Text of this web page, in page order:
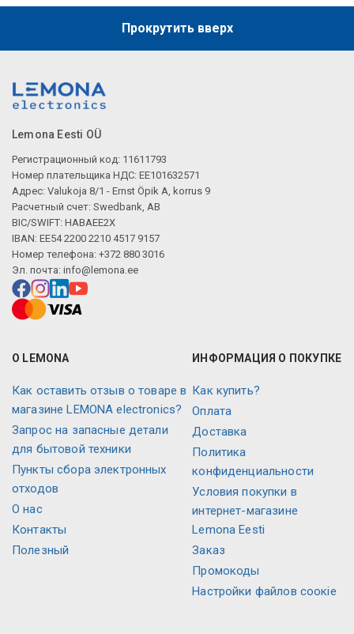
Описание искусственного интеллекта
Прокрутить вверх
Lemona Eesti OÜ
Регистрационный код: 11611793
Номер плательщика НДС: EE101632571
Адрес: Valukoja 8/1 - Ernst Öpik A, korrus 9
Расчетный счет: Swedbank, AB
BIC/SWIFT: HABAEE2X
IBAN: EE54 2200 2210 4517 9157
Номер телефона: +372 880 3016
Эл. почта: info@lemona.ee
О LEMONA
Как оставить отзыв о товаре в
магазине LEMONA electronics?
Запрос на запасные детали
для бытовой техники
Пункты сбора электронных
отходов
О нас
Контакты
Полезный
ИНФОРМАЦИЯ О ПОКУПКЕ
Как купить?
Оплата
Доставка
Политика
конфиденциальности
Условия покупки в
интернет-магазине
Lemona Eesti
Заказ
Промокоды
Настройки файлов соокіе